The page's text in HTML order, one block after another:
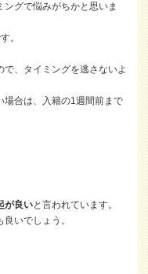
グで悩みがちかと思いま
。
、タイミングを逃さないよ
場合は、入籍の1週間前まで
が良いと言われています。
いでしょう。